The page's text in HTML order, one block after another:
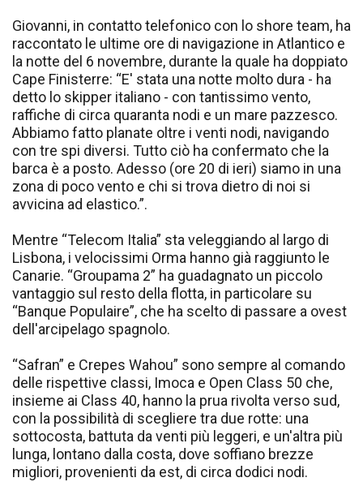
Giovanni, in contatto telefonico con lo shore team, ha
raccontato le ultime ore di navigazione in Atlantico e
la notte del 6 novembre, durante la quale ha doppiato
Cape Finisterre: “E' stata una notte molto dura - ha
detto lo skipper italiano - con tantissimo vento,
raffiche di circa quaranta nodi e un mare pazzesco.
Abbiamo fatto planate oltre i venti nodi, navigando
con tre spi diversi. Tutto ciò ha confermato che la
barca è a posto. Adesso (ore 20 di ieri) siamo in una
zona di poco vento e chi si trova dietro di noi si
avvicina ad elastico.”.
Mentre “Telecom Italia” sta veleggiando al largo di
Lisbona, i velocissimi Orma hanno già raggiunto le
Canarie. “Groupama 2” ha guadagnato un piccolo
vantaggio sul resto della flotta, in particolare su
“Banque Populaire”, che ha scelto di passare a ovest
dell'arcipelago spagnolo.
“Safran” e Crepes Wahou” sono sempre al comando
delle rispettive classi, Imoca e Open Class 50 che,
insieme ai Class 40, hanno la prua rivolta verso sud,
con la possibilità di scegliere tra due rotte: una
sottocosta, battuta da venti più leggeri, e un'altra più
lunga, lontano dalla costa, dove soffiano brezze
migliori, provenienti da est, di circa dodici nodi.